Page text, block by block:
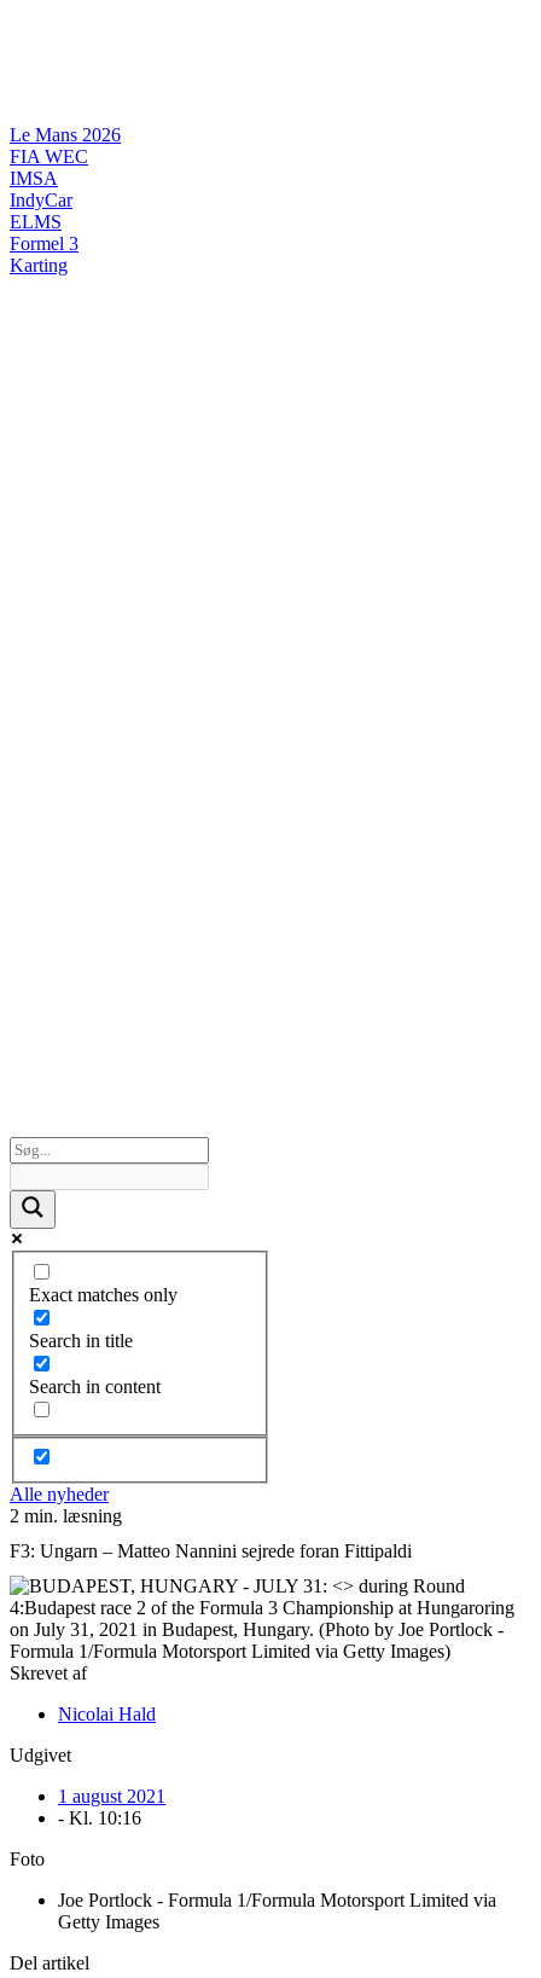
Le Mans 2026
FIA WEC
IMSA
IndyCar
ELMS
Formel 3
Karting
Exact matches only
Search in title
Search in content
Alle nyheder
2 min. læsning
F3: Ungarn – Matteo Nannini sejrede foran Fittipaldi
Skrevet af
Nicolai Hald
Udgivet
1 august 2021
- Kl. 10:16
Foto
Joe Portlock - Formula 1/Formula Motorsport Limited via
Getty Images
Del artikel